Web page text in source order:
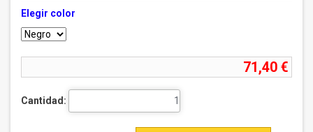
Elegir color
71,40 €
Cantidad: